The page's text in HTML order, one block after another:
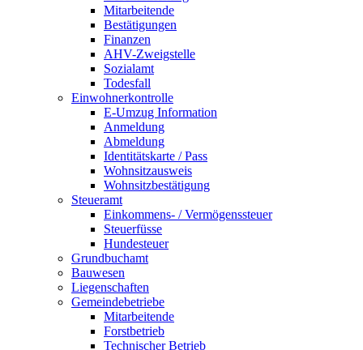
Mitarbeitende
Bestätigungen
Finanzen
AHV-Zweigstelle
Sozialamt
Todesfall
Einwohnerkontrolle
E-Umzug Information
Anmeldung
Abmeldung
Identitätskarte / Pass
Wohnsitzausweis
Wohnsitzbestätigung
Steueramt
Einkommens- / Vermögenssteuer
Steuerfüsse
Hundesteuer
Grundbuchamt
Bauwesen
Liegenschaften
Gemeindebetriebe
Mitarbeitende
Forstbetrieb
Technischer Betrieb